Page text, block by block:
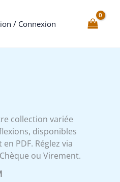
/ Connexion
collection variée
disponibles
PDF. Réglez via
ou Virement.